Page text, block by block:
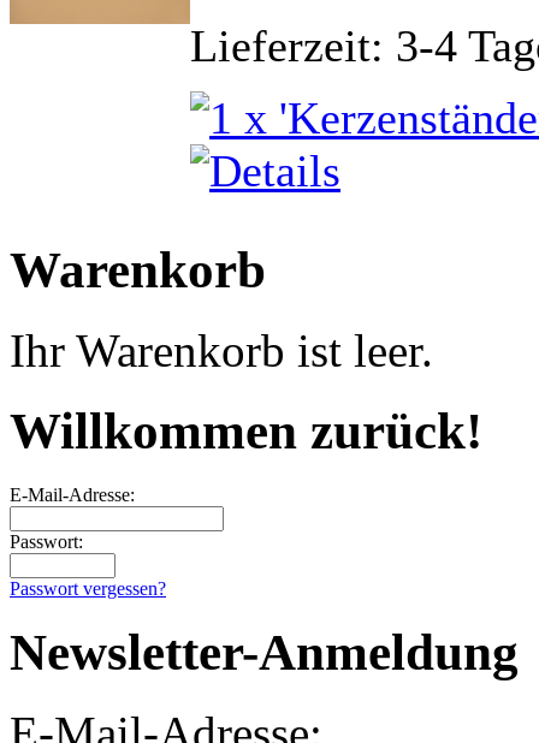
Lieferzeit: 3-4
Warenkorb
Ihr Warenkorb ist leer.
Willkommen zurück!
E-Mail-Adresse:
Passwort:
Passwort vergessen?
Newsletter-Anmeldung